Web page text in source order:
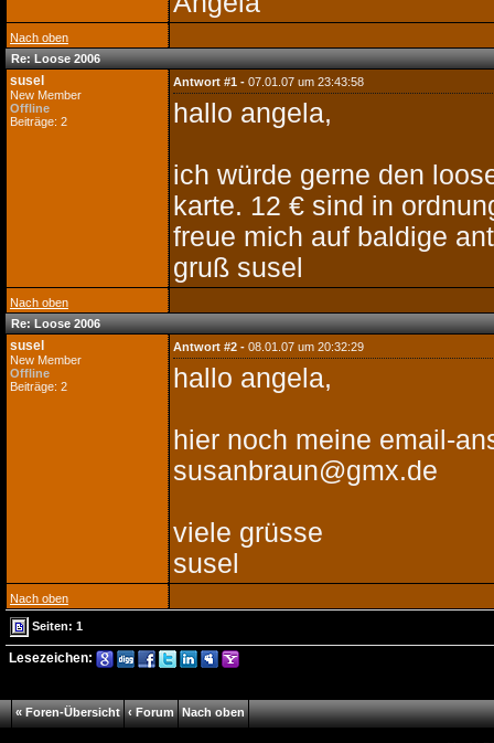
Nach oben
Re: Loose 2006
susel
New Member
Offline
Beiträge: 2
Antwort #1 - 07.01.07 um 23:43:58
hallo angela,
ich würde gerne den
karte. 12 € sind in
freue mich auf baldige
gruß susel
Nach oben
Re: Loose 2006
susel
New Member
Offline
Beiträge: 2
Antwort #2 - 08.01.07 um 20:32:29
hallo angela,
hier noch meine email-
susanbraun@gmx.de
viele grüsse
susel
Nach oben
Seiten: 1
Lesezeichen:
« Foren-Übersicht ‹ Forum Nach oben